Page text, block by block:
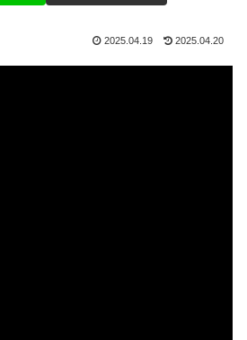
2025.04.19 2025.04.20